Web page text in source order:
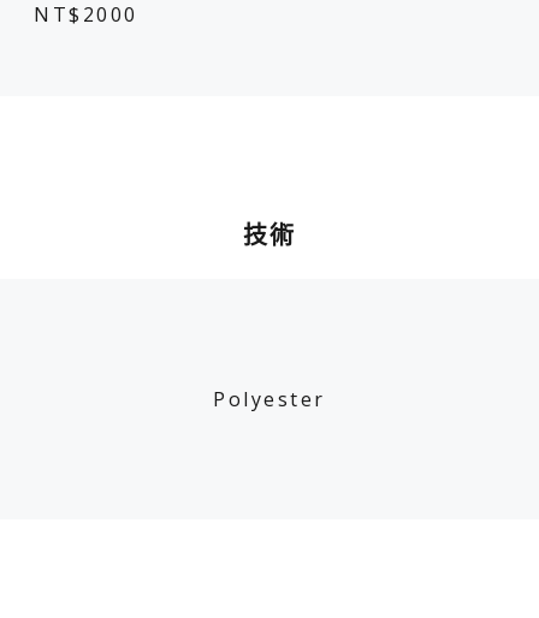
NT$2000
技術
Polyester